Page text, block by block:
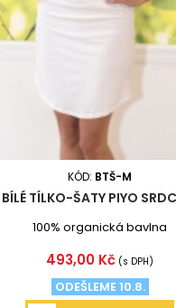
KÓD: BTŠ-M
BÍLÉ TÍLKO-ŠATY PIYO
100% organická bavlna
Cena
493,00 Kč (s DPH)
ODEŠLEME 10.8.